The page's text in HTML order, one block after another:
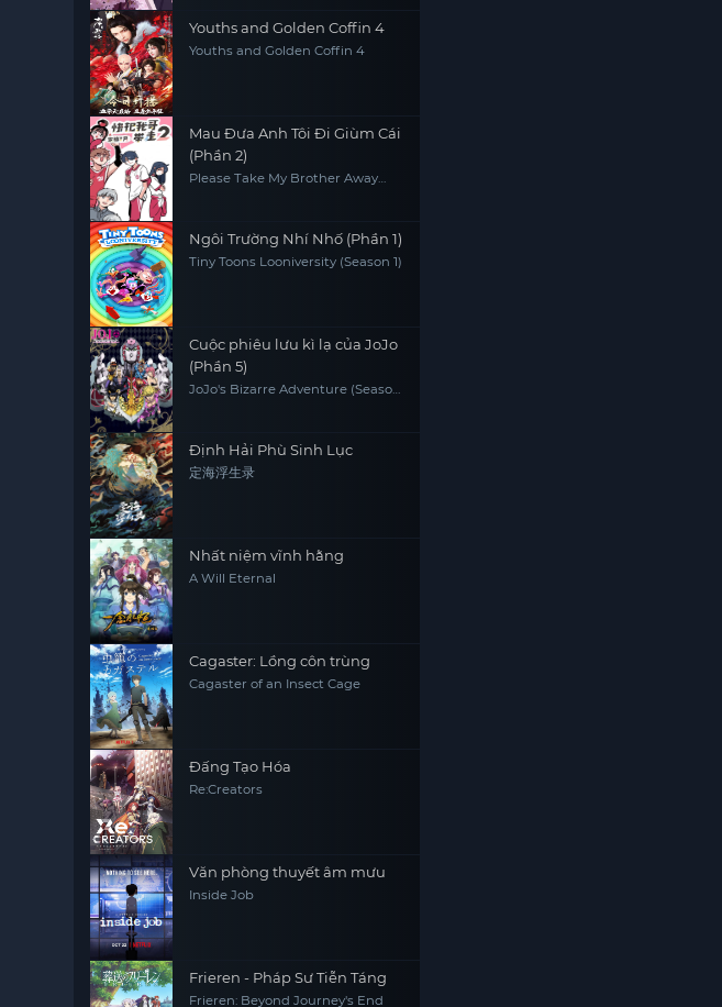
Youths and Golden Coffin 4
Youths and Golden Coffin 4
Mau Đưa Anh Tôi Đi Giùm Cái
(Phần 2)
Please Take My Brother Away
Ngôi Trường Nhí Nhố (Phần 1)
Tiny Toons Looniversity (Season 1)
Cuộc phiêu lưu kì lạ của JoJo
(Phần 5)
JoJo's Bizarre Adventure (Season
Định Hải Phù Sinh Lục
定海浮生录
Nhất niệm vĩnh hằng
A Will Eternal
Cagaster: Lồng côn trùng
Cagaster of an Insect Cage
Đấng Tạo Hóa
Re:Creators
Văn phòng thuyết âm mưu
Inside Job
Frieren - Pháp Sư Tiễn Táng
Frieren: Beyond Journey's End